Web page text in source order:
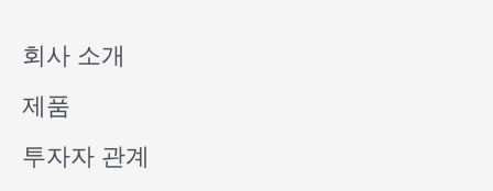
회사 소개
제품
투자자 관계